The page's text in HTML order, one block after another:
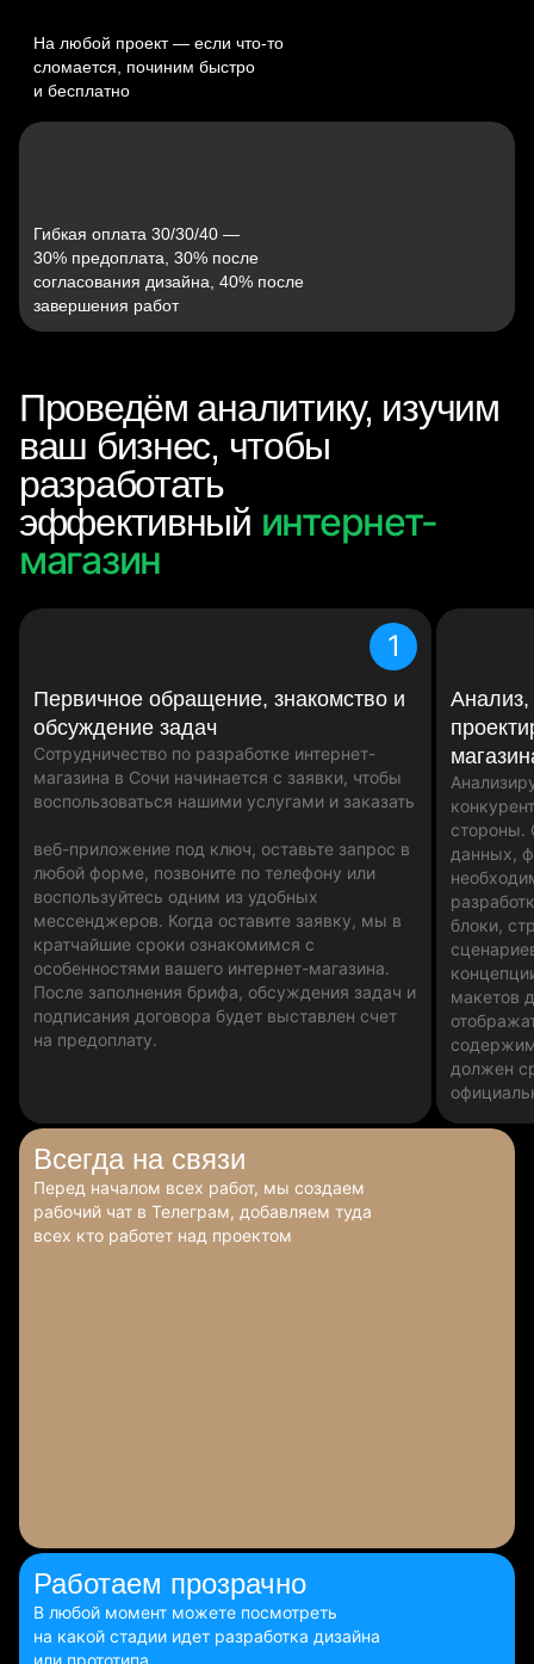
На любой проект — если что‑то
сломается, починим быстро
и бесплатно
Гибкая оплата 30/30/40 —
30% предоплата, 30% после
согласования дизайна, 40% после
завершения работ
Проведём аналитику, изучим
ваш бизнес, чтобы
разработать
эффективный интернет-
магазин
1
Первичное обращение, знакомство и
обсуждение задач
Сотрудничество по разработке интернет-
магазина в Сочи начинается с заявки, чтобы
воспользоваться нашими услугами и заказать
веб-приложение под ключ, оставьте запрос в
любой форме, позвоните по телефону или
воспользуйтесь одним из удобных
мессенджеров. Когда оставите заявку, мы в
кратчайшие сроки ознакомимся с
особенностями вашего интернет-магазина.
После заполнения брифа, обсуждения задач и
подписания договора будет выставлен счет
на предоплату.
стороны.
данных,
блоки,
макетов
должен
Всегда на связи
Перед началом всех работ, мы создаем
рабочий чат в Телеграм, добавляем туда
всех кто работет над проектом
Работаем прозрачно
В любой момент можете посмотреть
на какой стадии идет разработка дизайна
или прототипа